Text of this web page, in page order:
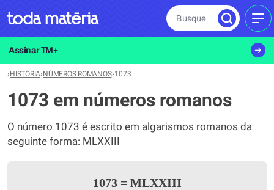
Busque
Assinar TM+
›HISTÓRIA›NÚMEROS ROMANOS›1073
1073 em números romanos
O número 1073 é escrito em algarismos romanos da
seguinte forma: MLXXIII
1073 =MLXXIII